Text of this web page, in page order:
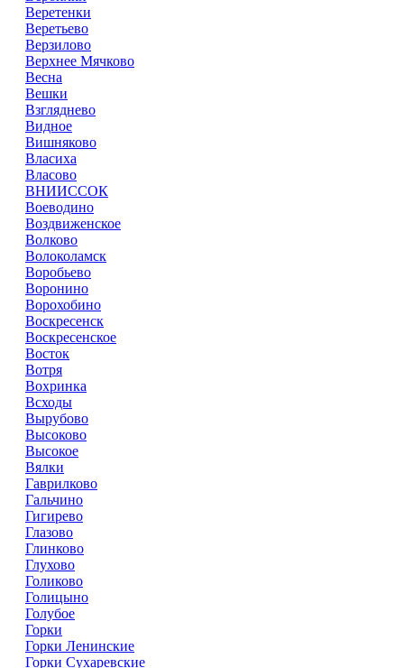
Веретенки
Веретьево
Верзилово
Верхнее Мячково
Весна
Вешки
Взгляднево
Видное
Вишняково
Власиха
Власово
ВНИИССОК
Воеводино
Воздвиженское
Волково
Волоколамск
Воробьево
Воронино
Ворохобино
Воскресенск
Воскресенское
Восток
Вотря
Вохринка
Всходы
Вырубово
Высоково
Высокое
Вялки
Гаврилково
Гальчино
Гигирево
Глазово
Глинково
Глухово
Голиково
Голицыно
Голубое
Горки
Горки Ленинские
Горки Сухаревские